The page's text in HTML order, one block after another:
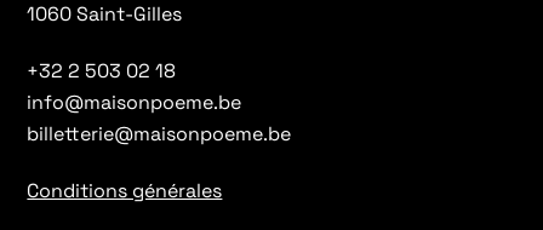
1060 Saint-Gilles
+32 2 503 02 18
info@maisonpoeme.be
billetterie@maisonpoeme.be
Conditions générales